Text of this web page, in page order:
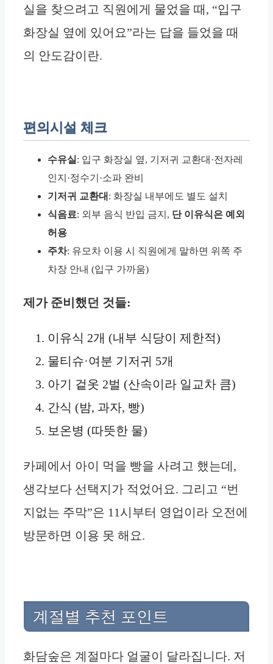
실을 찾으려고 직원에게 물었을 때, “입구
화장실 옆에 있어요”라는 답을 들었을 때
의 안도감이란.
편의시설 체크
수유실 : 입구 화장실 옆, 기저귀 교환대·전자레
인지·정수기·소파 완비
기저귀 교환대 : 화장실 내부에도 별도 설치
식음료: 외부 음식 반입 금지, 단 이유식은 예외
허용
주차: 유모차 이용 시 직원에게 말하면 위쪽 주
차장 안내 (입구 가까움)
제가 준비했던 것들:
이유식 2개 (내부 식당이 제한적)
물티슈·여분 기저귀 5개
아기 겉옷 2벌 (산속이라 일교차 큼)
간식 (밤, 과자, 빵)
보온병 (따뜻한 물)
카페에서 아이 먹을 빵을 사려고 했는데,
생각보다 선택지가 적었어요. 그리고 “번
지없는 주막”은 11시부터 영업이라 오전에
방문하면 이용 못 해요.
계절별 추천 포인트
화담숲은 계절마다 얼굴이 달라집니다. 저